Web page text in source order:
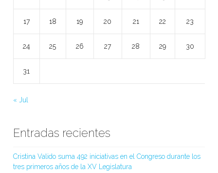
17 18 19 20 21 22 23
24 25 26 27 28 29 30
31
« Jul
Entradas recientes
Cristina Valido suma 492 iniciativas en el Congreso durante los
tres primeros años de la XV Legislatura